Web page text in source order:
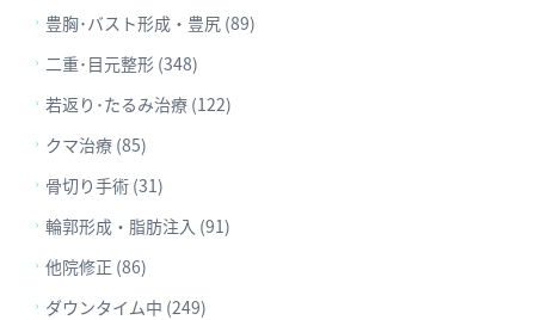
豊胸･バスト形成・豊尻 (89)
二重･目元整形 (348)
若返り･たるみ治療 (122)
クマ治療 (85)
骨切り手術 (31)
輪郭形成・脂肪注入 (91)
他院修正 (86)
ダウンタイム中 (249)